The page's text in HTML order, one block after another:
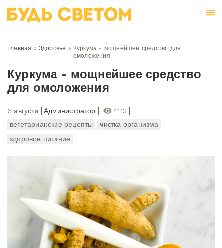
Главная » Здоровье » Куркума - мощнейшее средство для
омоложения
Куркума - мощнейшее средство
для омоложения
6 августа Администратор
4113
вегетарианские рецепты
чистка организма
здоровое питание